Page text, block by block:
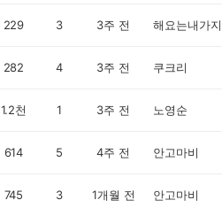
229 3 3주 전
282 4 3주 전 쿠크리
1.2천 1 3주 전 노영순
614 5 4주 전 안고마비
745 3 1개월 전 안고마비